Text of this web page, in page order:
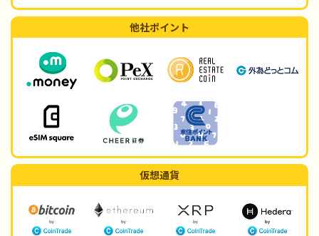
他社ポイント
仮想通貨